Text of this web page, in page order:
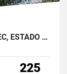
CABAÑAS EN VENTA, TEMASCALTEPEC, ESTADO DE MÉXICO
225